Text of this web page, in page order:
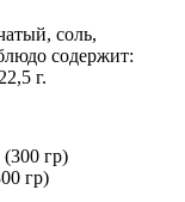
соль,
содержит:
г.
гр)